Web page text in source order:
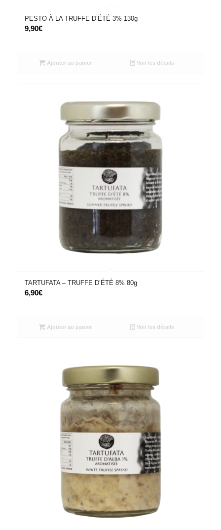
PESTO À LA TRUFFE D’ÉTÉ 3% 130g
9,90€
Ajouter au panier Voir les détails
TARTUFATA – TRUFFE D’ÉTÉ 8% 80g
6,90€
Ajouter au panier Voir les détails